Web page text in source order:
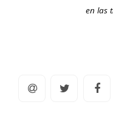
en las